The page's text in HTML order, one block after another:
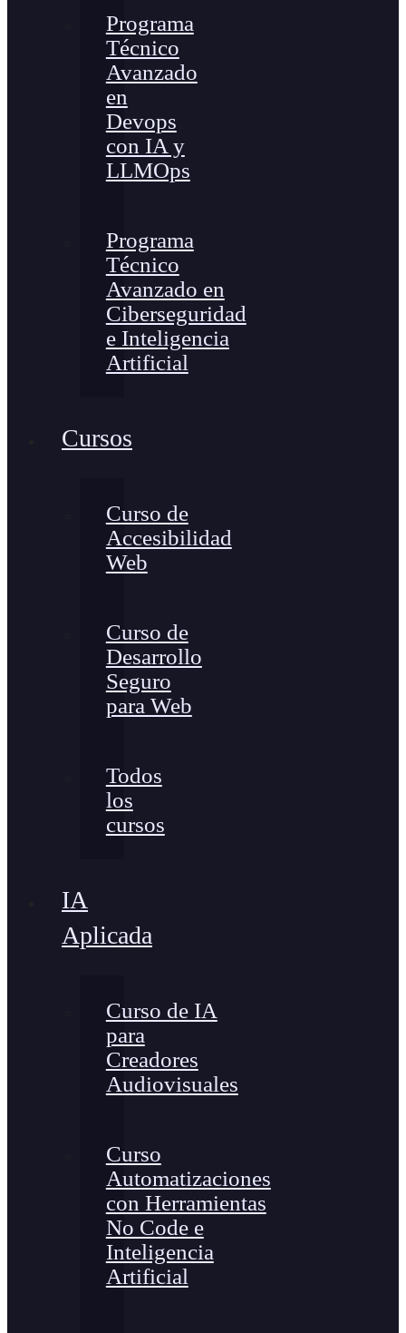
Programa
Técnico
Avanzado
en
Devops
con IA y
LLMOps
Programa
Técnico
Avanzado en
Ciberseguridad
e Inteligencia
Artificial
Cursos
Curso de
Accesibilidad
Web
Curso de
Desarrollo
Seguro
para Web
Todos
los
cursos
IA
Aplicada
Curso de IA
para
Creadores
Audiovisuales
Curso
Automatizaciones
con Herramientas
No Code e
Inteligencia
Artificial